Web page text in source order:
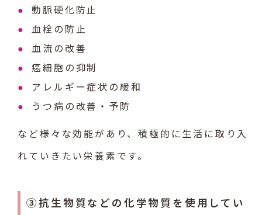
動脈硬化防止
血栓の防止
血流の改善
癌細胞の抑制
アレルギー症状の緩和
うつ病の改善・予防
など様々な効能があり、積極的に生活に取り入
れていきたい栄養素です。
③抗生物質などの化学物質を使用してい